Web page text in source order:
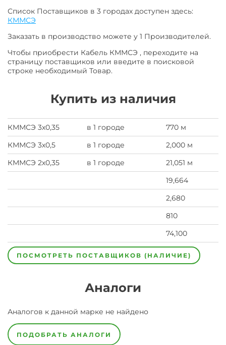
Список Поставщиков в 3 городах доступен здесь:
КММСЭ
Заказать в производство можете у 1 Производителей.
Чтобы приобрести Кабель КММСЭ , переходите на
страницу поставщиков или введите в поисковой
строке необходимый Товар.
Купить из наличия
КММСЭ 3х0,35 в 1 городе
770 м
КММСЭ 3х0,5
в 1 городе
2,000 м
КММСЭ 2х0,35
в 1 городе
21,051 м
19,664
2,680
810
74,100
ПОСМОТРЕТЬ ПОСТАВЩИКОВ (НАЛИЧИЕ)
Аналоги
Аналогов к данной марке не найдено
ПОДОБРАТЬ АНАЛОГИ